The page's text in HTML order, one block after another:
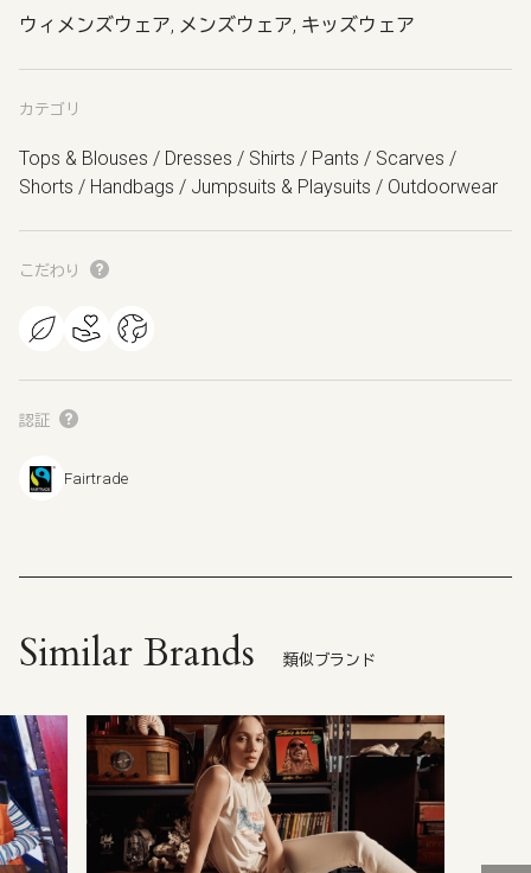
ウィメンズウェア, メンズウェア, キッズウェア
カテゴリ
Tops & Blouses / Dresses / Shirts / Pants / Scarves /
Shorts / Handbags / Jumpsuits & Playsuits / Outdoorwear
こだわり
認証
Fairtrade
Similar Brands 類似ブランド